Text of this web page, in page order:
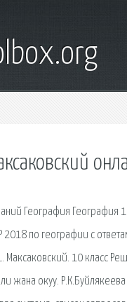
География География
по географии с
10 класс
жана окуу.